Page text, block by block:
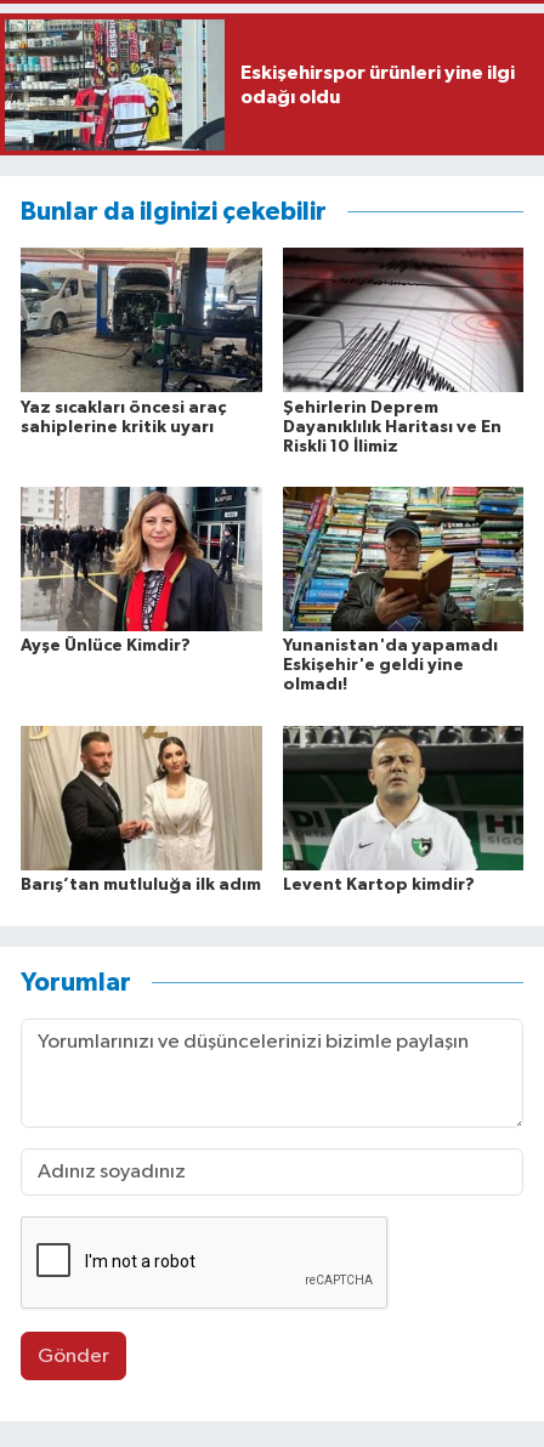
Eskişehirspor ürünleri yine ilgi
odağı oldu
Bunlar da ilginizi çekebilir
Yaz sıcakları öncesi araç
sahiplerine kritik uyarı
Şehirlerin Deprem
Dayanıklılık Haritası ve En
Riskli 10 İlimiz
Ayşe Ünlüce Kimdir?
Yunanistan'da yapamadı
Eskişehir'e geldi yine
olmadı!
Barış’tan mutluluğa ilk adım Levent Kartop kimdir?
Yorumlar
Gönder